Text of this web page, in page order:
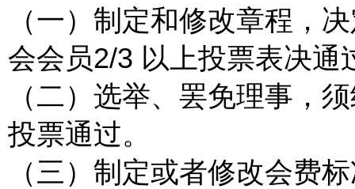
（一）制定和修改章程，
会会员2/3 以上投票表决通
（二）选举、罢免理事，
投票通过。
（三）制定或者修改会费